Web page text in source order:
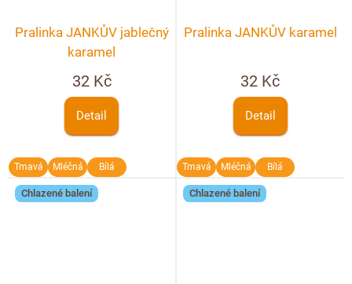
Pralinka JANKŮV jablečný
karamel
32 Kč
Detail
Tmavá Mléčná Bílá
Pralinka JANKŮV karamel
32 Kč
Detail
Tmavá Mléčná Bílá
Chlazené balení Chlazené balení